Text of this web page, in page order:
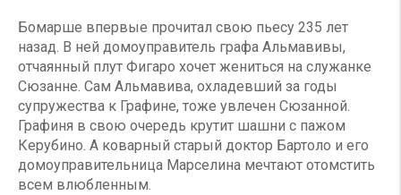
Бомарше впервые прочитал свою пьесу 235 лет
назад. В ней домоуправитель графа Альмавивы,
отчаянный плут Фигаро хочет жениться на служанке
Сюзанне. Сам Альмавива, охладевший за годы
супружества к Графине, тоже увлечен Сюзанной.
Графиня в свою очередь крутит шашни с пажом
Керубино. А коварный старый доктор Бартоло и его
домоуправительница Марселина мечтают отомстить
всем влюбленным.